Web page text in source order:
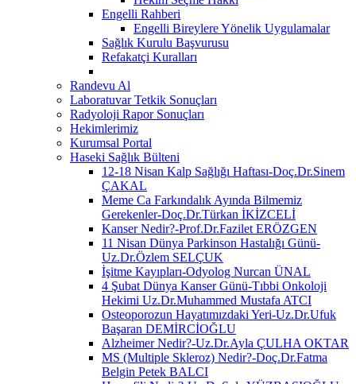
Engelli Rahberi
Engelli Bireylere Yönelik Uygulamalar
Sağlık Kurulu Başvurusu
Refakatçi Kuralları
Randevu Al
Laboratuvar Tetkik Sonuçları
Radyoloji Rapor Sonuçları
Hekimlerimiz
Kurumsal Portal
Haseki Sağlık Bülteni
12-18 Nisan Kalp Sağlığı Haftası-Doç.Dr.Sinem
ÇAKAL
Meme Ca Farkındalık Ayında Bilmemiz
Gerekenler-Doç.Dr.Türkan İKİZCELİ
Kanser Nedir?-Prof.Dr.Fazilet ERÖZGEN
11 Nisan Dünya Parkinson Hastalığı Günü-
Uz.Dr.Özlem SELÇUK
İşitme Kayıpları-Odyolog Nurcan ÜNAL
4 Şubat Dünya Kanser Günü-Tıbbi Onkoloji
Hekimi Uz.Dr.Muhammed Mustafa ATCI
Osteoporozun Hayatımızdaki Yeri-Uz.Dr.Ufuk
Başaran DEMİRCİOĞLU
Alzheimer Nedir?-Uz.Dr.Ayla ÇULHA OKTAR
MS (Multiple Skleroz) Nedir?-Doç.Dr.Fatma
Belgin Petek BALCI